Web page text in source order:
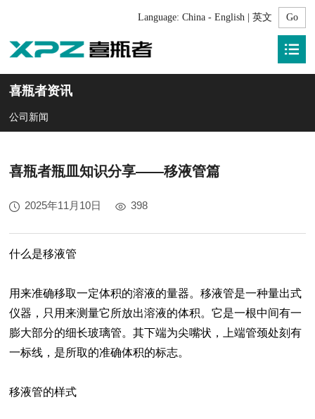
Language: China - English | 英文
喜瓶者资讯
公司新闻
喜瓶者瓶皿知识分享——移液管篇
2025年11月10日 398
什么是移液管
用来准确移取一定体积的溶液的量器。移液管是一种量出式
仪器，只用来测量它所放出溶液的体积。它是一根中间有一
膨大部分的细长玻璃管。其下端为尖嘴状，上端管颈处刻有
一标线，是所取的准确体积的标志。
移液管的样式